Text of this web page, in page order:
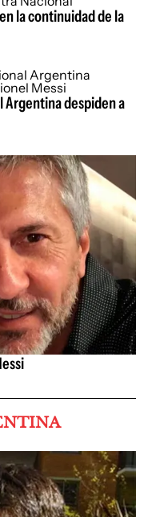
la continuidad de la
Argentina despiden a